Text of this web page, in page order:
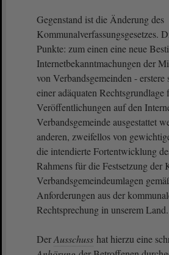
Gegenstand ist die Änderung des
Kommunalverfassungsgesetzes.
Punkte: zum einen eine neue
Internetbekanntmachungen der
von Verbandsgemeinden -
einer adäquaten Rechtsgrundlage
Veröffentlichungen auf den
Verbandsgemeinde ausgestattet
anderen, zweifellos von
die intendierte Fortentwicklung
Rahmens für die Festsetzung der
Verbandsgemeindeumlagen
Anforderungen aus der
Rechtsprechung in unserem Land.
DerAusschuss hat hierzu eine